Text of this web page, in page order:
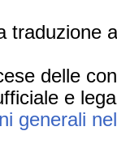
traduzione
delle
e
generali